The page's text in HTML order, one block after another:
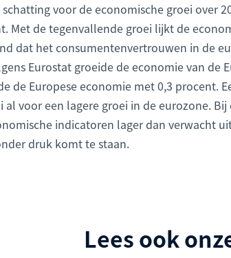
voor de economische groei over
Met de tegenvallende groei lijkt de
dat het consumentenvertrouwen in de
Eurostat groeide de economie van de
de Europese economie met 0,3 procent.
al voor een lagere groei in de eurozone.
indicatoren lager dan verwacht
druk komt te staan.
Lees ook